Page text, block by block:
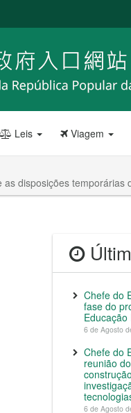
Leis Viagem
disposições temporárias
Chefe do
fase do
6 de Agosto
Chefe do
reunião
6 de Agosto